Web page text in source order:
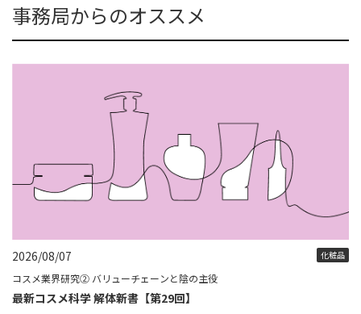
事務局からのオススメ
2026/08/07 化粧品
コスメ業界研究② バリューチェーンと陰の主役
最新コスメ科学 解体新書【第29回】